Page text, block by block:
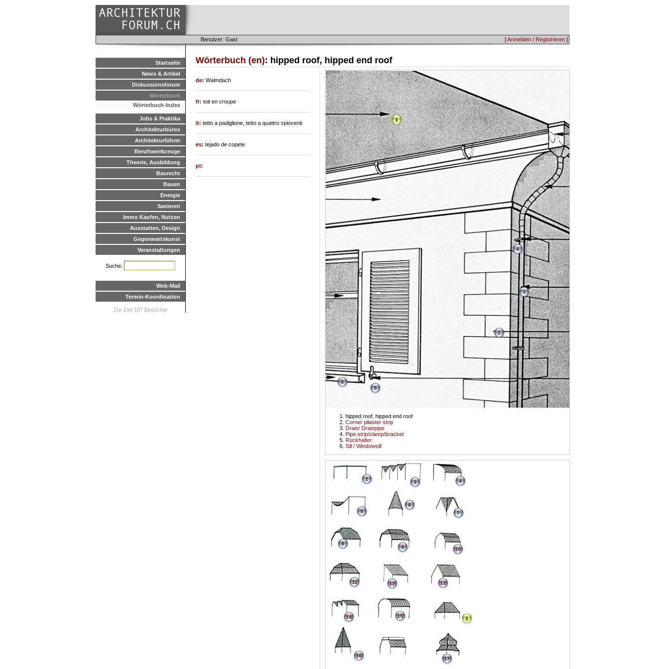
[Anmelden / Registrieren ]
Benutzer: Gast
Startseite
News & Artikel
Diskussionsforum
Wörterbuch
Wörterbuch-Index
Jobs & Praktika
Architekturbüros
Architekturführer
Berufswerkzeuge
Theorie, Ausbildung
Baurecht
Bauen
Energie
Sanieren
Immo Kaufen, Nutzen
Ausstatten, Design
Gegenwartskunst
Veranstaltungen
Suche:
Web-Mail
Termin-Koordination
Zur Zeit 107 Besucher
Wörterbuch (en): hipped roof, hipped end roof
1
hipped roof, hipped end roof
Corner pilaster strip
2
Drain/ Drainpipe
3
Pipe strip/clamp/bracket
4
Rückhalter
5
Sill / Windowsill
6
1
2
3 4
5
6
7
8
9 10
11 12 13
14 15
16
17
de: Walmdach
fr: toit en croupe
it: tetto a padiglione, tetto a quattro spioventi
es: tejado de copete
pt: